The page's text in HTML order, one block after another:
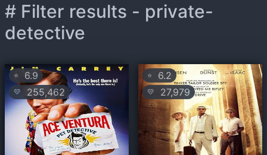
# Filter results - private-
detective
⭐ 6.9
💛 255,462
⭐ 6.2
💛 27,979